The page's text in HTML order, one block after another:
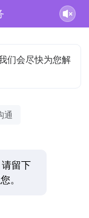
们会尽快为您解
通
留下
。